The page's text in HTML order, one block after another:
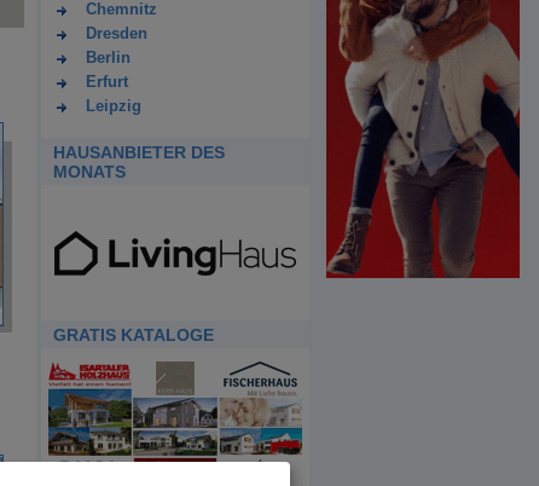
Chemnitz
Dresden
Berlin
Erfurt
Leipzig
HAUSANBIETER DES
MONATS
GRATIS KATALOGE